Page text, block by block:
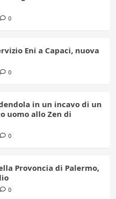
0
Eni a Capaci, nuova
0
in un incavo di un
uomo allo Zen di
0
Provoncia di Palermo,
0